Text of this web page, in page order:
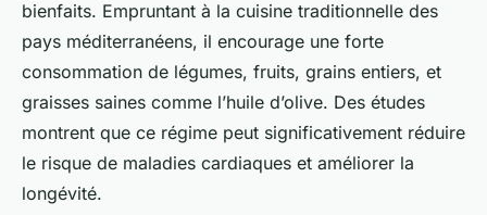
bienfaits. Empruntant à la cuisine traditionnelle des
pays méditerranéens, il encourage une forte
consommation de légumes, fruits, grains entiers, et
graisses saines comme l’huile d’olive. Des études
montrent que ce régime peut significativement réduire
le risque de maladies cardiaques et améliorer la
longévité.